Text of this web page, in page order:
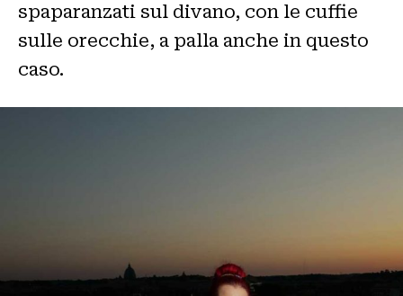
spaparanzati sul divano, con le cuffie
sulle orecchie, a palla anche in questo
caso.